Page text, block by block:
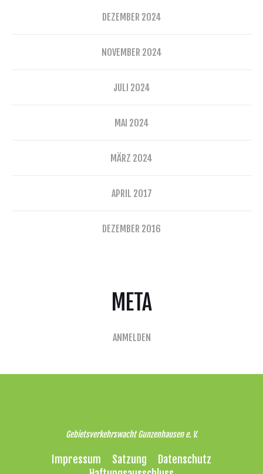
DEZEMBER 2024
NOVEMBER 2024
JULI 2024
MAI 2024
MÄRZ 2024
APRIL 2017
DEZEMBER 2016
META
ANMELDEN
Gebietsverkehrswacht Gunzenhausen e. V.
Impressum Satzung
Datenschutz